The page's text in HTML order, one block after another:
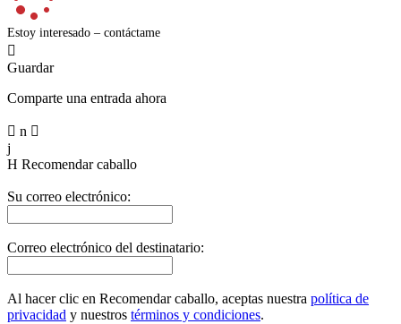
Estoy interesado – contáctame

Guardar
Comparte una entrada ahora
 n 
j
H Recomendar caballo
Su correo electrónico:
Correo electrónico del destinatario:
Al hacer clic en Recomendar caballo, aceptas nuestra política de
privacidad y nuestros términos y condiciones.